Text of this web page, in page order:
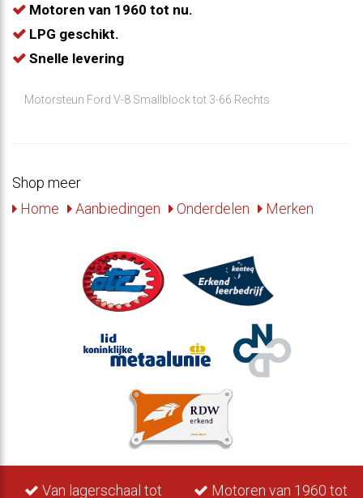
Motoren van 1960 tot nu.
LPG geschikt.
Snelle levering
Motorsteun Ford V-8 Smallblock tot 3-66 Rechts
Shop meer
Home
Aanbiedingen Onderdelen Merken
Van lagerschaal tot
Motoren van 1960 tot